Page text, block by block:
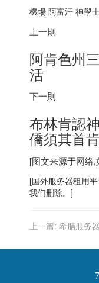
機場 阿富汗 神學
上一則
阿肯色州
活
下一則
布林肯認
僑須其首肯
[图文来源于网络
[国外服务器租用
我们删除。]
上一篇: 希腊服务器